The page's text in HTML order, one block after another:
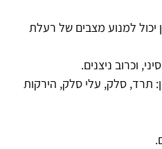
מ"ג מחקרים מראים שסידן יכול למנוע מצבים של רעלת
וכרוב ניצנים.
תרד, סלק, עלי סלק, הירקות